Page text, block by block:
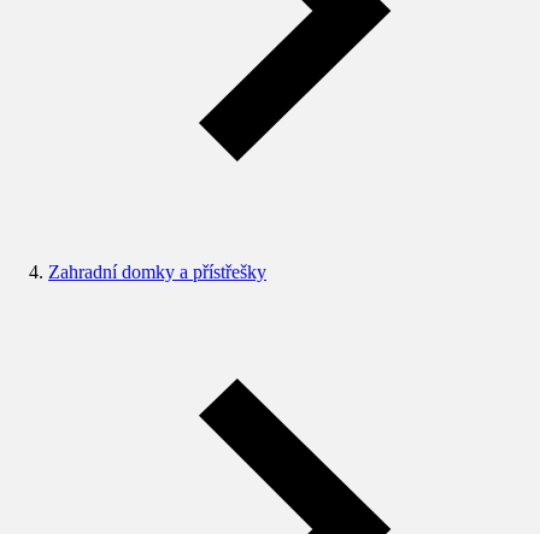
Zahradní domky a přístřešky